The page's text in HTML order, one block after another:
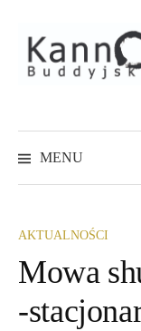
to
content
MENU
AKTUALNOŚCI
Mowa
-